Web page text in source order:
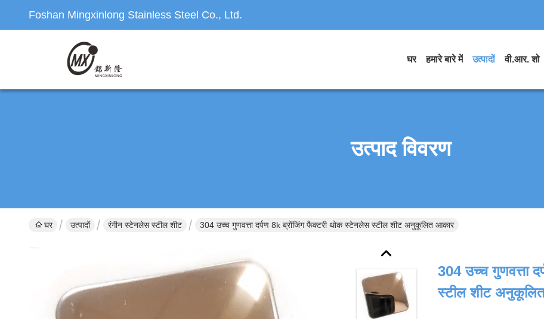
Foshan Mingxinlong Stainless Steel Co., Ltd.
घर हमारे बारे में उत्पादों वी.आर. शो
उत्पाद विवरण
घर उत्पादों रंगीन स्टेनलेस स्टील शीट 304 उच्च गुणवत्ता दर्पण 8k ब्रोंजिंग फैक्टरी थोक स्टेनलेस स्टील शीट अनुकूलित आकार
304 उच्च गुणवत्ता
स्टील शीट